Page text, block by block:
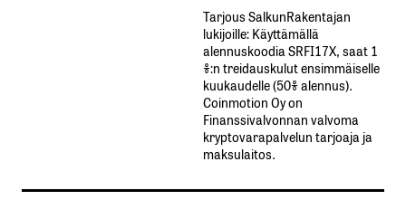
Tarjous SalkunRakentajan
lukijoille: Käyttämällä​ ​
alennuskoodia​ ​SRFI17X,​ ​saat​ ​1
%:n treidauskulut​ ​ensimmäiselle​ ​
kuukaudelle​ ​(50%​ ​alennus).
Coinmotion Oy on
Finanssivalvonnan valvoma
kryptovarapalvelun tarjoaja ja
maksulaitos.